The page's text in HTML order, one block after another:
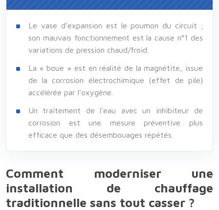
Le vase d’expansion est le poumon du circuit ;
son mauvais fonctionnement est la cause n°1 des
variations de pression chaud/froid.
La « boue » est en réalité de la magnétite, issue
de la corrosion électrochimique (effet de pile)
accélérée par l’oxygène.
Un traitement de l’eau avec un inhibiteur de
corrosion est une mesure préventive plus
efficace que des désembouages répétés.
Comment moderniser une
installation de chauffage
traditionnelle sans tout casser ?